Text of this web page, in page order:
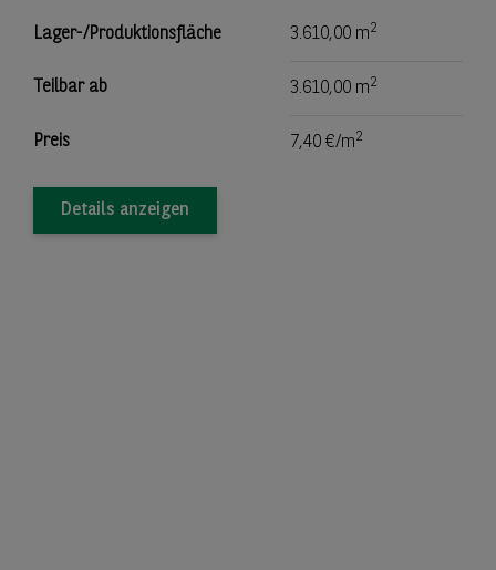
Lager-/Produktionsfläche 3.610,00 m2
Teilbar ab 3.610,00 m2
Preis 7,40 €/m2
Details anzeigen